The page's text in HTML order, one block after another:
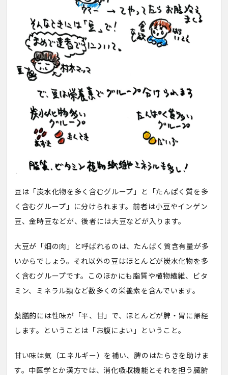
豆は「炭水化物を多く含むグループ」と「たんぱく質を多
く含むグループ」に分けられます。前者は小豆やインゲン
豆、金時豆などが、後者には大豆などが入ります。
大豆が「畑の肉」と呼ばれるのは、たんぱく質含有量が多
いからでしょう。それ以外の豆はほとんどが炭水化物を多
く含むグループです。このほかにも脂質や植物繊維、ビタ
ミン、ミネラル類など数多くの栄養素を含んでいます。
薬膳的には性味が「平、甘」で、ほとんどが脾・胃に帰経
します。ということは「お腹によい」ということ。
甘い味は気（エネルギー）を補い、脾のはたらきを助けま
す。中医学とか漢方では、消化吸収機能とそれを担う臓腑